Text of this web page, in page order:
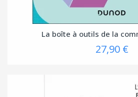
La boîte à outils de la
27,90 €